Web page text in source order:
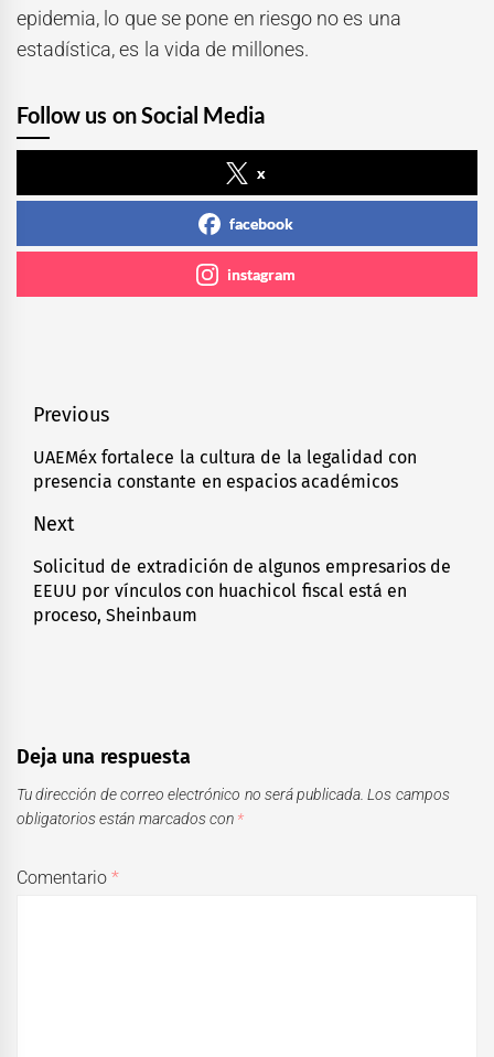
epidemia, lo que se pone en riesgo no es una
estadística, es la vida de millones.
Follow us on Social Media
x
facebook
instagram
Navegación
de
entradas
Previous
Previous
post:
UAEMéx fortalece la cultura de la legalidad con
presencia constante en espacios académicos
Next
Next
post:
Solicitud de extradición de algunos empresarios de
EEUU por vínculos con huachicol fiscal está en
proceso, Sheinbaum
Deja una respuesta
Tu dirección de correo electrónico no será publicada. Los campos
obligatorios están marcados con *
Comentario*